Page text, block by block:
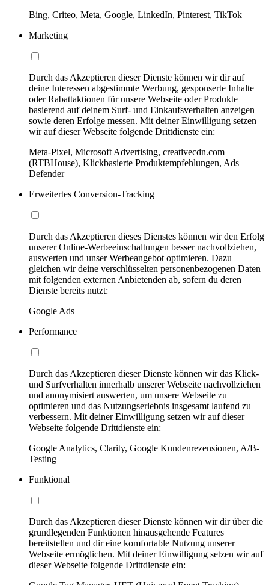
Bing, Criteo, Meta, Google, LinkedIn, Pinterest, TikTok
Marketing
Durch das Akzeptieren dieser Dienste können wir dir auf
deine Interessen abgestimmte Werbung, gesponserte Inhalte
oder Rabattaktionen für unsere Webseite oder Produkte
basierend auf deinem Surf- und Einkaufsverhalten anzeigen
sowie deren Erfolge messen. Mit deiner Einwilligung setzen
wir auf dieser Webseite folgende Drittdienste ein:
Meta-Pixel, Microsoft Advertising, creativecdn.com
(RTBHouse), Klickbasierte Produktempfehlungen, Ads
Defender
Erweitertes Conversion-Tracking
Durch das Akzeptieren dieses Dienstes können wir den Erfolg
unserer Online-Werbeeinschaltungen besser nachvollziehen,
auswerten und unser Werbeangebot optimieren. Dazu
gleichen wir deine verschlüsselten personenbezogenen Daten
mit folgenden externen Anbietenden ab, sofern du deren
Dienste bereits nutzt:
Google Ads
Performance
Durch das Akzeptieren dieser Dienste können wir das Klick-
und Surfverhalten innerhalb unserer Webseite nachvollziehen
und anonymisiert auswerten, um unsere Webseite zu
optimieren und das Nutzungserlebnis insgesamt laufend zu
verbessern. Mit deiner Einwilligung setzen wir auf dieser
Webseite folgende Drittdienste ein:
Google Analytics, Clarity, Google Kundenrezensionen, A/B-
Testing
Funktional
Durch das Akzeptieren dieser Dienste können wir dir über die
grundlegenden Funktionen hinausgehende Features
bereitstellen und dir eine komfortable Nutzung unserer
Webseite ermöglichen. Mit deiner Einwilligung setzen wir auf
dieser Webseite folgende Drittdienste ein: